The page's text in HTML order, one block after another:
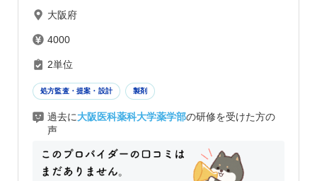
大阪府
4000
2単位
処方監査・提案・設計 製剤
過去に大阪医科薬科大学薬学部の研修を受けた方の
声